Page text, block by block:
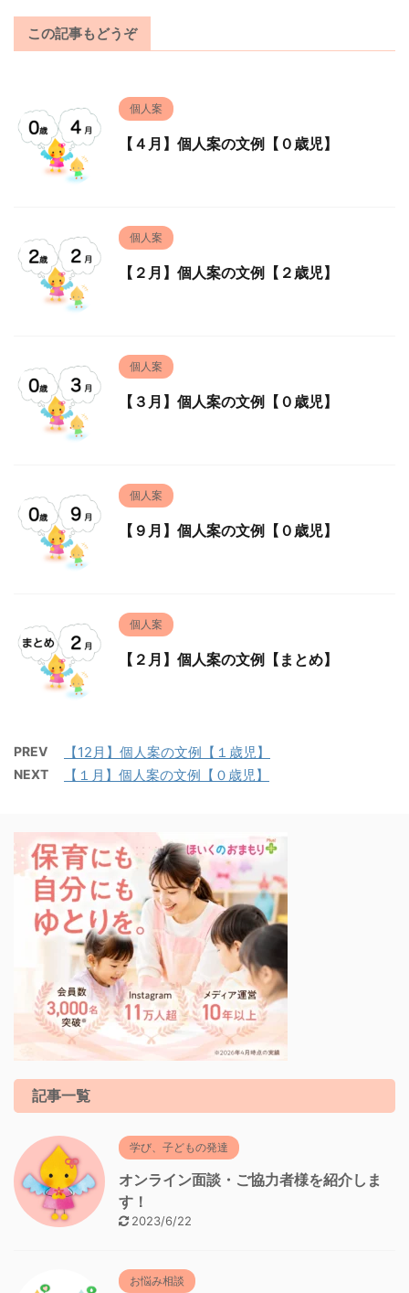
この記事もどうぞ
個人案
【４月】個人案の文例【０歳児】
個人案
【２月】個人案の文例【２歳児】
個人案
【３月】個人案の文例【０歳児】
個人案
【９月】個人案の文例【０歳児】
個人案
【２月】個人案の文例【まとめ】
PREV 【12月】個人案の文例【１歳児】
NEXT 【１月】個人案の文例【０歳児】
記事一覧
学び、子どもの発達
オンライン面談・ご協力者様を紹介しま
す！
2023/6/22
お悩み相談